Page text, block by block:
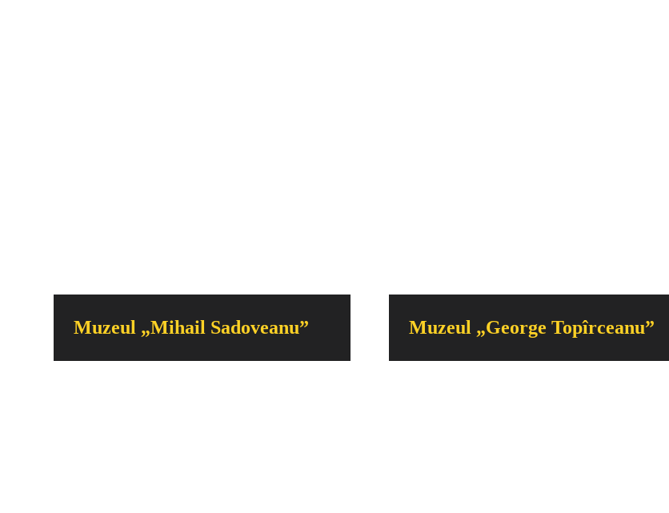
Muzeul „Mihail Sadoveanu” Muzeul „George Topîrceanu”